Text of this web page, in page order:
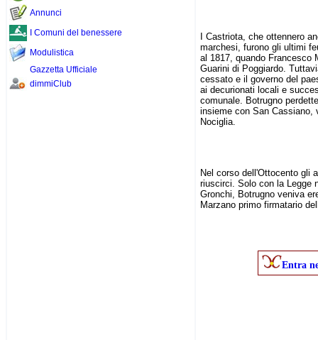
Annunci
I Comuni del benessere
Modulistica
Gazzetta Ufficiale
dimmiClub
I Castriota, che ottennero
marchesi, furono gli ultimi
al 1817, quando Francesco
Guarini di Poggiardo.
cessato e il governo del
ai decurionati locali e
comunale. Botrugno
insieme con San Cassiano,
Nociglia.
Nel corso dell'Ottocento gli
riuscirci. Solo con la Legge
Gronchi, Botrugno veniva
Marzano primo firmatario
Entra